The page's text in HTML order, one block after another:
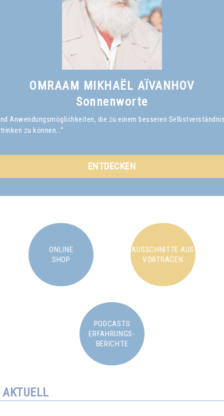
OMRAAM MIKHAËL AÏVANHOV
Sonnenworte
Anwendungsmöglichkeiten, die zu einem besseren
zu können…“
ENTDECKEN
ONLINE
SHOP
AUSSCHNITTE AUS
VORTRÄGEN
PODCASTS
ERFAHRUNGS-
BERICHTE
AKTUELL